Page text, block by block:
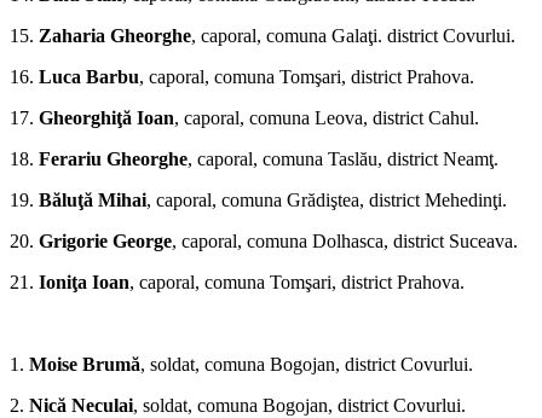
15. Zaharia Gheorghe, caporal, comuna Galaţi. district Covurlui.
16. Luca Barbu, caporal, comuna Tomşari, district Prahova.
17. Gheorghiţă Ioan, caporal, comuna Leova, district Cahul.
18. Ferariu Gheorghe, caporal, comuna Taslău, district Neamţ.
19. Băluţă Mihai, caporal, comuna Grădiştea, district Mehedinţi.
20. Grigorie George, caporal, comuna Dolhasca, district Suceava.
21. Ioniţa Ioan, caporal, comuna Tomşari, district Prahova.
1. Moise Brumă, soldat, comuna Bogojan, district Co­vurlui.
2. Nică Neculai, soldat, comuna Bogojan, district Covurlui.